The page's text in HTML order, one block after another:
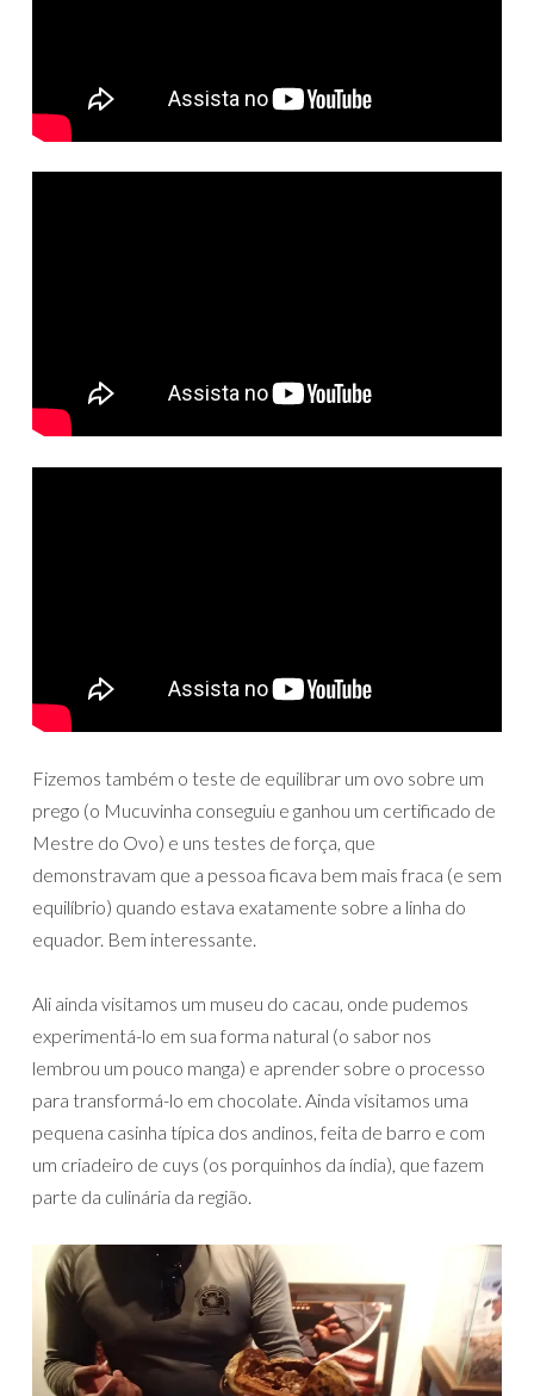
Fizemos também o teste de equilibrar um ovo sobre um
prego (o Mucuvinha conseguiu e ganhou um certificado de
Mestre do Ovo) e uns testes de força, que
demonstravam que a pessoa ficava bem mais fraca (e sem
equilíbrio) quando estava exatamente sobre a linha do
equador. Bem interessante.
Ali ainda visitamos um museu do cacau, onde pudemos
experimentá-lo em sua forma natural (o sabor nos
lembrou um pouco manga) e aprender sobre o processo
para transformá-lo em chocolate. Ainda visitamos uma
pequena casinha típica dos andinos, feita de barro e com
um criadeiro de cuys (os porquinhos da índia), que fazem
parte da culinária da região.